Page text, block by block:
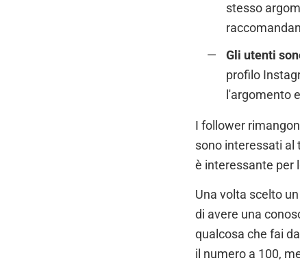
stesso
Gli utenti
profilo
l'argomento
I follower
sono interessati al
è interessante per
Una volta scelto
di avere una
qualcosa che fai
il numero a 100,